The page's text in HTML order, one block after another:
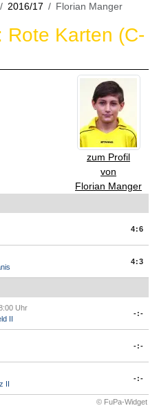
2016/17 Florian Manger
Rote Karten (C-
zum Profil
von
Florian Manger
4:6
4:3
Uhr
II
-:-
-:-
II
-:-
© FuPa-Widget